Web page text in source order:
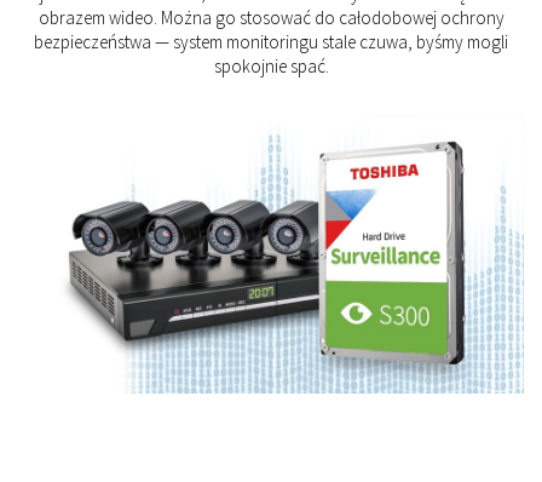
obrazem wideo. Można go stosować do całodobowej ochrony
bezpieczeństwa — system monitoringu stale czuwa, byśmy mogli
spokojnie spać.